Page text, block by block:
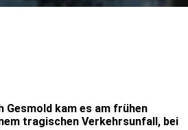
Gesmold kam es am frühen
tragischen Verkehrsunfall, bei